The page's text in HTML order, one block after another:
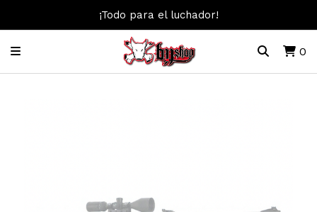
¡Todo para el luchador!
0